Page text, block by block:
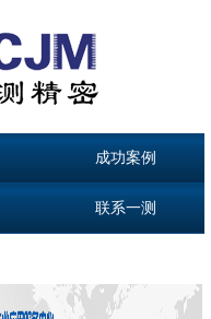
成功案例
联系一测